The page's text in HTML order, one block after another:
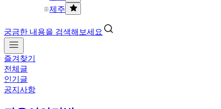
제주
궁금한 내용을 검색해보세요
즐겨찾기
전체글
인기글
공지사항